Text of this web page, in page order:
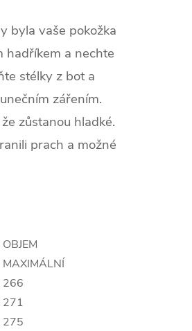
byla vaše pokožka
hadříkem a nechte
stélky z bot a
zářením.
zůstanou hladké.
prach a možné
OBJEM
MAXIMÁLNÍ
266
271
275